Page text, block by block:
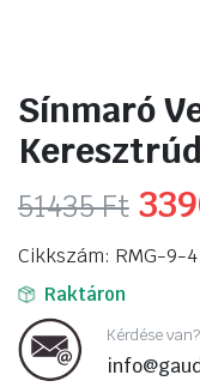
Sínmaró
51435Ft
Cikkszám: RMG-9-4
Raktáron
Kérdése